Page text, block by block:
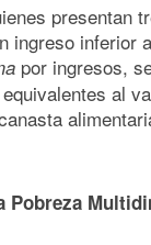
presentan
ingreso inferior
por ingresos,
al
Pobreza